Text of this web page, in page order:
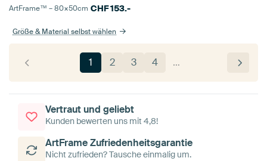
ArtFrame™ –80×50cm CHF153.-
Größe & Material selbst wählen
1 2 3 4 …
Vertraut und geliebt
Kunden bewerten uns mit 4,8!
ArtFrame Zufriedenheitsgarantie
Nicht zufrieden? Tausche einmalig um.